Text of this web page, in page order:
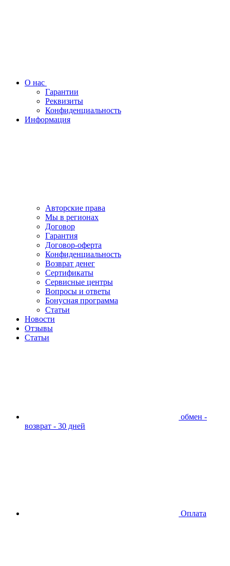
О нас
Гарантии
Реквизиты
Конфиденциальность
Информация
Авторские права
Мы в регионах
Договор
Гарантия
Договор-оферта
Конфиденциальность
Возврат денег
Сертификаты
Сервисные центры
Вопросы и ответы
Бонусная программа
Статьи
Новости
Отзывы
Статьи
обмен -
возврат - 30 дней
Оплата